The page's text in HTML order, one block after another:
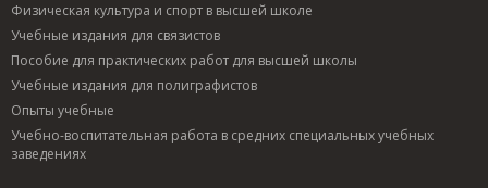
Физическая культура и спорт в высшей школе
Учебные издания для связистов
Пособие для практических работ для высшей школы
Учебные издания для полиграфистов
Опыты учебные
Учебно-воспитательная работа в средних специальных учебных
заведениях